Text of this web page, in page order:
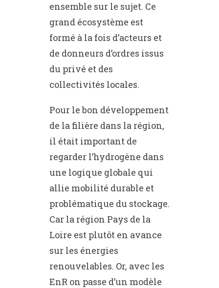
ensemble sur le sujet. Ce
grand écosystème est
formé à la fois d’acteurs et
de donneurs d’ordres issus
du privé et des
collectivités locales.
Pour le bon développement
de la filière dans la région,
il était important de
regarder l’hydrogène dans
une logique globale qui
allie mobilité durable et
problématique du stockage.
Car la région Pays de la
Loire est plutôt en avance
sur les énergies
renouvelables. Or, avec les
EnR on passe d’un modèle